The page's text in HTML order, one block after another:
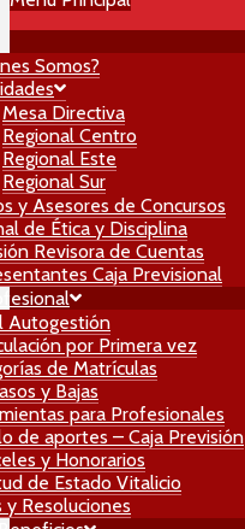
Somos?
Mesa Directiva
Regional Centro
Regional Este
Regional Sur
y Asesores de Concursos
de Ética y Disciplina
Revisora de Cuentas
Caja Previsional
Autogestión
por Primera vez
de Matrículas
y Bajas
para Profesionales
de aportes – Caja Previsión
y Honorarios
de Estado Vitalicio
y Resoluciones